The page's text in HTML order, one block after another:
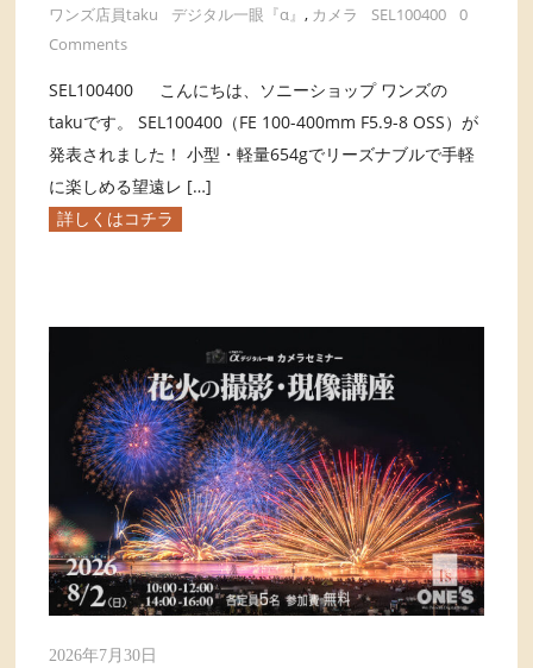
ワンズ店員taku デジタル一眼『α』, カメラ SEL100400
0
Comments
SEL100400 こんにちは、ソニーショップ ワンズの
takuです。 SEL100400（FE 100-400mm F5.9-8 OSS）が
発表されました！ 小型・軽量654gでリーズナブルで手軽
に楽しめる望遠レ […]
詳しくはコチラ
2026年7月30日